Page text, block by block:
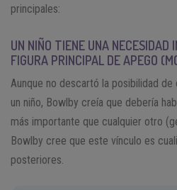
principales:
UN NIÑO TIENE UNA NECESIDAD
FIGURA PRINCIPAL DE APEGO
Aunque no descartó la posibilidad
un niño, Bowlby creía que debería
más importante que cualquier otro
Bowlby cree que este vínculo es
posteriores.